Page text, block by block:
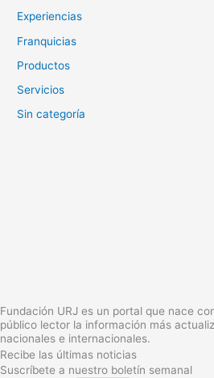
Experiencias
Franquicias
Productos
Servicios
Sin categoría
Fundación URJ es un portal que nace
público lector la información más
nacionales e internacionales.
Recibe las últimas noticias
Suscríbete a nuestro boletín semanal